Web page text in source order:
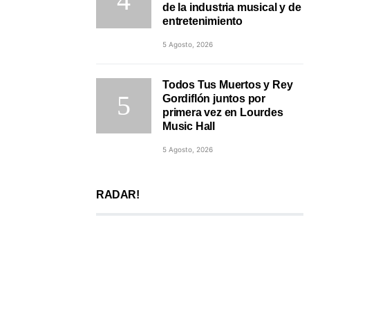
de la industria musical y de
entretenimiento
5 Agosto, 2026
Todos Tus Muertos y Rey
Gordiflón juntos por
primera vez en Lourdes
Music Hall
5 Agosto, 2026
RADAR!